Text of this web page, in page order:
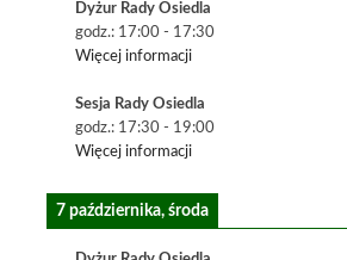
Dyżur Rady Osiedla
godz.: 17:00 - 17:30
Więcej informacji
Sesja Rady Osiedla
godz.: 17:30 - 19:00
Więcej informacji
7 października, środa